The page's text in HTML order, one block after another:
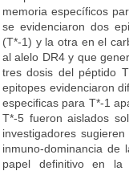
memoria específicos
se evidenciaron dos
(T*-1) y la otra en el
al alelo DR4 y que
tres dosis del péptido
epitopes evidenciaron
especificas para T*-1
T*-5 fueron aislados
investigadores
inmuno-dominancia de
papel definitivo en